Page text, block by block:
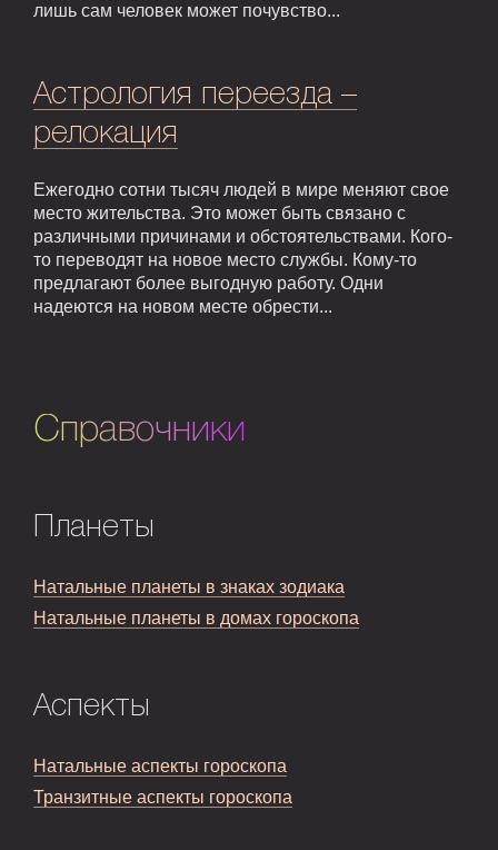
лишь сам человек может почувство...
Астрология переезда –
релокация
Ежегодно сотни тысяч людей в мире меняют свое
место жительства. Это может быть связано с
различными причинами и обстоятельствами. Кого-
то переводят на новое место службы. Кому-то
предлагают более выгодную работу. Одни
надеются на новом месте обрести...
Справочники
Планеты
Натальные планеты в знаках зодиака
Натальные планеты в домах гороскопа
Аспекты
Натальные аспекты гороскопа
Транзитные аспекты гороскопа